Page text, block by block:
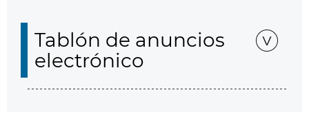
Tablón de anuncios
electrónico